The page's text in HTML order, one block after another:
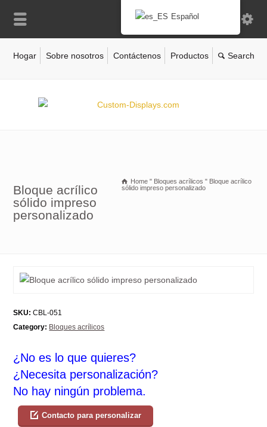
Hogar Sobre nosotros Contáctenos Productos
Bloque acrílico
sólido impreso
personalizado
Home " Bloques acrílicos " Bloque acrílico
sólido impreso personalizado
SKU: CBL-051
Category: Bloques acrílicos
¿No es lo que quieres?
¿Necesita personalización?
No hay ningún problema.
Contacto para personalizar
Español